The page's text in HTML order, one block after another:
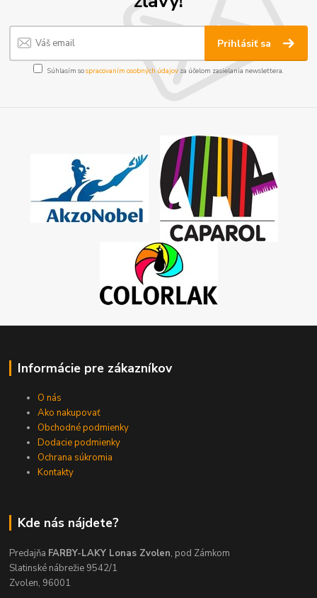
Prihlásiť sa
Súhlasím sospracovaním osobných údajov za účelom zasielania newslettera.
Informácie pre zákazníkov
O nás
Ako nakupovať
Obchodné podmienky
Dodacie podmienky
Ochrana súkromia
Kontakty
Kde nás nájdete?
Predajňa FARBY-LAKY Lonas Zvolen, pod Zámkom
Slatinské nábrežie 9542/1
Zvolen, 96001